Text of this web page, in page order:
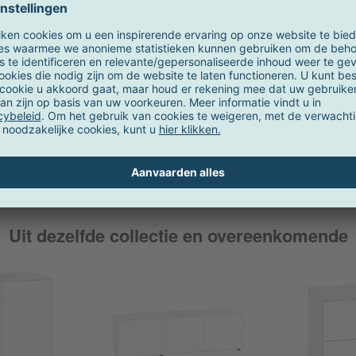
Container
Fermob
Bistro metalen klapstoel
vanaf80,00 €
String
Uit dezelfde collectie en overeenkomende